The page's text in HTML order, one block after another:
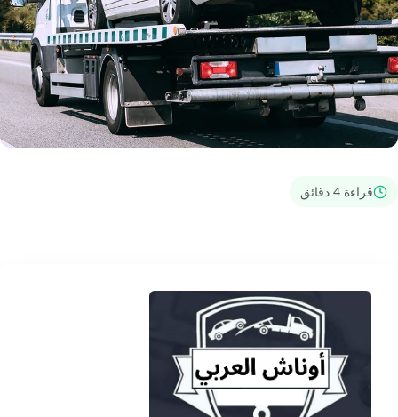
قراءة 4 دقائق